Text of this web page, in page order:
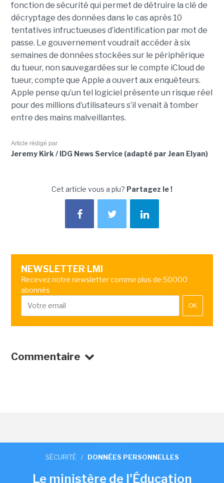
fonction de sécurité qui permet de détruire la clé de
décryptage des données dans le cas après 10
tentatives infructueuses d’identification par mot de
passe. Le gouvernement voudrait accéder à six
semaines de données stockées sur le périphérique
du tueur, non sauvegardées sur le compte iCloud de
tueur, compte que Apple a ouvert aux enquêteurs.
Apple pense qu’un tel logiciel présente un risque réel
pour des millions d’utilisateurs s’il venait à tomber
entre des mains malveillantes.
Article rédigé par
Jeremy Kirk / IDG News Service (adapté par Jean Elyan)
Cet article vous a plu? Partagez le !
NEWSLETTER LMI
Recevez notre newsletter comme plus de 50000
abonnés
OK
Commentaire
SÉCURITÉ / DONNÉES PERSONNELLES
Le ministère de l'Éducation